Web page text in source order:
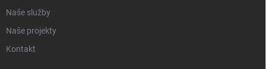
Naše služby
Naše projekty
Kontakt